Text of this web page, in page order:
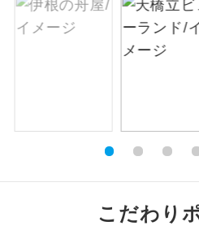
こだわり
露天風呂
ご宿泊ホテ
す。
ご宿泊ホテ
全てのお食
事の心配は
だけます。